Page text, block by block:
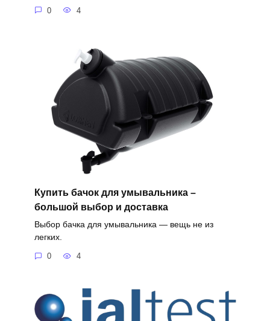
0 4
Купить бачок для умывальника –
большой выбор и доставка
Выбор бачка для умывальника — вещь не из
легких.
0 4